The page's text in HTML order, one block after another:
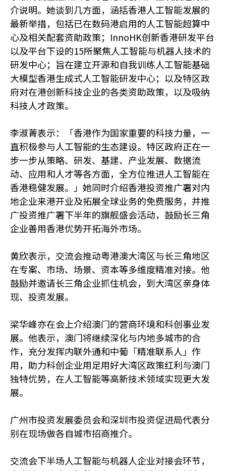
介说明。她谈到几方面，涵括香港人工智能发展的
最新举措，包括已在数码港启用的人工智能超算中
心及相关配套资助政策；InnoHK创新香港研发平台
以及平台下设的15所聚焦人工智能与机器人技术的
研发中心；旨在建立开源和自我训练人工智能基础
大模型香港生成式人工智能研发中心；以及特区政
府对在港创新科技企业的各类资助政策，以及吸纳
科技人才政策。
李淑菁表示：「香港作为国家重要的科技力量，一
直积极参与人工智能的生态建设。特区政府正在一
步一步从策略、研发、基建、产业发展、数据流
动、应用和人才等各方面，全方位推进人工智能在
香港稳健发展。」她同时介绍香港投资推广署对内
地企业来港开业及拓展全球业务的免费服务，并推
广投资推广署下半年的旗舰盛会活动，鼓励长三角
企业善用香港优势开拓海外市场。
黄欣表示，交流会推动粤港澳大湾区与长三角地区
在专案、市场、场景、资本等多维度精准对接。他
鼓励并邀请长三角企业抓住机会，到大湾区亲身体
现、投资发展。
梁华峰亦在会上介绍澳门的营商环境和科创事业发
展。他表示，澳门将继续深化与内地多城市的合
作，充分发挥内联外通和中葡「精准联系人」作
用，助力科创企业用足用好大湾区政策红利与澳门
独特优势，在人工智能等高新技术领域实现更大发
展。
广州市投资发展委员会和深圳市投资促进局代表分
别在现场做各自城市招商推介。
交流会下半场人工智能与机器人企业对接会环节，